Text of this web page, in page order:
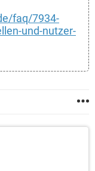
faq/7934-
und-nutzer-